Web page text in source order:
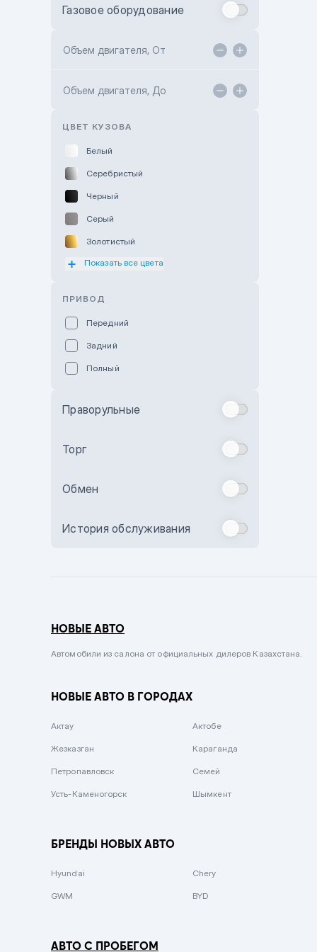
Toyota Kokshetau
Hyundai ShymCity
Газовое оборудование
Объем двигателя, От
Объем двигателя, До
ЦВЕТ КУЗОВА
Белый
Серебристый
Черный
Серый
Золотистый
Оранжевый
Бежевый
Комбинированный
Сиреневый металлик
Вишневый
Зеленый металлик
Показать все цвета
ПРИВОД
Передний
Задний
Полный
Праворульные
Торг
Обмен
История обслуживания
НОВЫЕ АВТО
Автомобили из салона от официальных дилеров Казахстана.
НОВЫЕ АВТО В ГОРОДАХ
Актау Актобе
Жезказган Караганда
Петропавловск Семей
Усть-Каменогорск Шымкент
БРЕНДЫ НОВЫХ АВТО
Hyundai Chery
GWM BYD
АВТО С ПРОБЕГОМ